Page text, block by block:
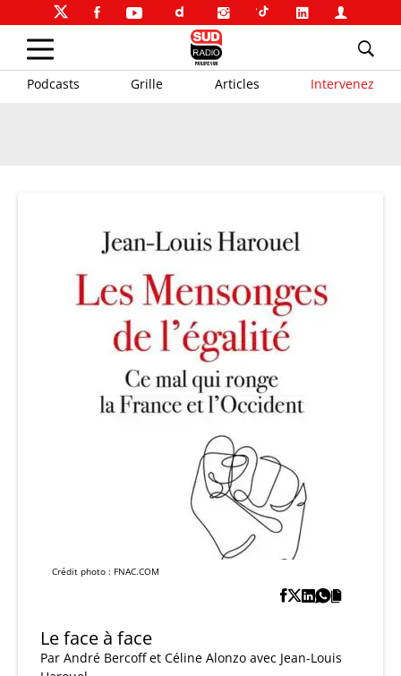
Podcasts Grille Articles Intervenez
Crédit photo : FNAC.COM
Le face à face
Par André Bercoff et Céline Alonzo avec Jean-Louis